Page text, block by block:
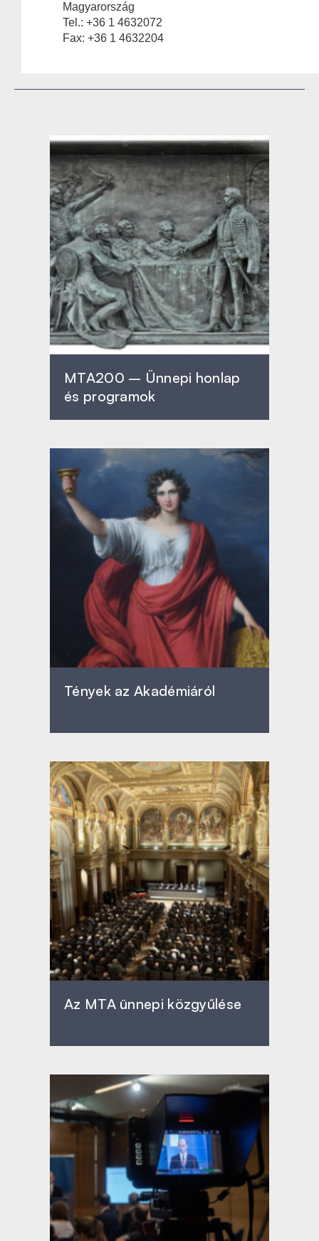
Magyarország
Tel.: +36 1 4632072
Fax: +36 1 4632204
MTA200 – Ünnepi honlap
és programok
Tények az Akadémiáról
Az MTA ünnepi közgyűlése